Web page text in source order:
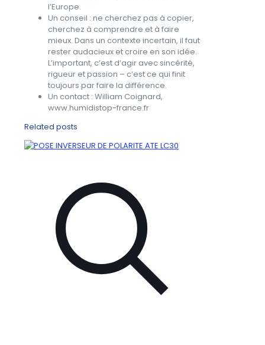
l’Europe.
Un conseil : ne cherchez pas à copier,
cherchez à comprendre et à faire
mieux. Dans un contexte incertain, il faut
rester audacieux et croire en son idée.
L’important, c’est d’agir avec sincérité,
rigueur et passion – c’est ce qui finit
toujours par faire la différence.
Un contact : William Coignard,
www.humidistop-france.fr
Related posts